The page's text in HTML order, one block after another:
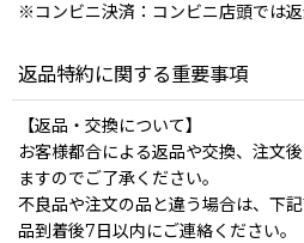
※コンビニ決済：コンビニ店頭では返
返品特約に関する重要事項
【返品・交換について】
お客様都合による返品や交換、注文
ますのでご了承ください。
不良品や注文の品と違う場合は、下
品到着後7日以内にご連絡ください。